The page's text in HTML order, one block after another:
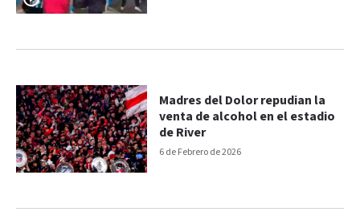
6 de Febrero de 2026
Madres del Dolor repudian la
venta de alcohol en el estadio
de River